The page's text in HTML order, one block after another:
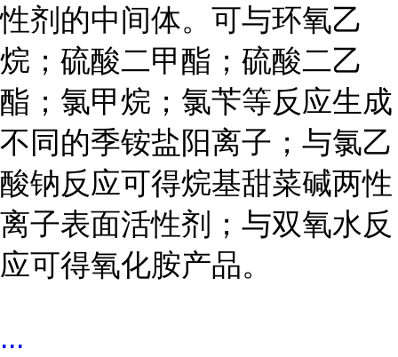
性剂的中间体。可与环氧乙
烷；硫酸二甲酯；硫酸二乙
酯；氯甲烷；氯苄等反应生成
不同的季铵盐阳离子；与氯乙
酸钠反应可得烷基甜菜碱两性
离子表面活性剂；与双氧水反
应可得氧化胺产品。
...